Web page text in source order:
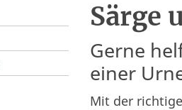
Särge
Gerne
einer
Mit der